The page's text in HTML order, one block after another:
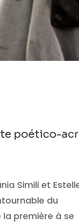
poético-
Simili et
du
la première à se